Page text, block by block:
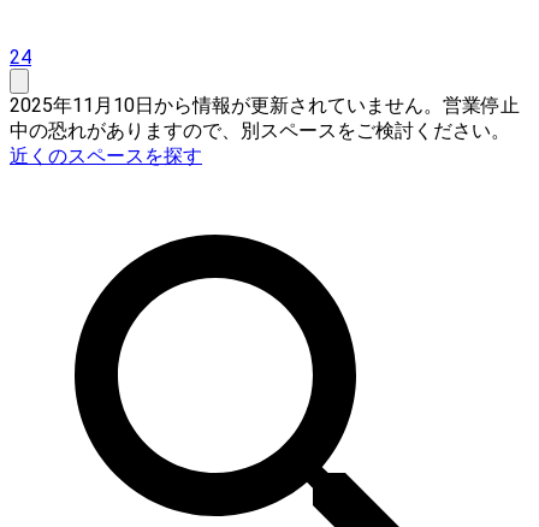
24
2025年11月10日から情報が更新されていません。営業停止
中の恐れがありますので、別スペースをご検討ください。
近くのスペースを探す